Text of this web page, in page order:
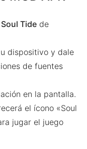
Soul Tidede
dispositivo y dale
de fuentes
en la pantalla.
el ícono «Soul
jugar el juego